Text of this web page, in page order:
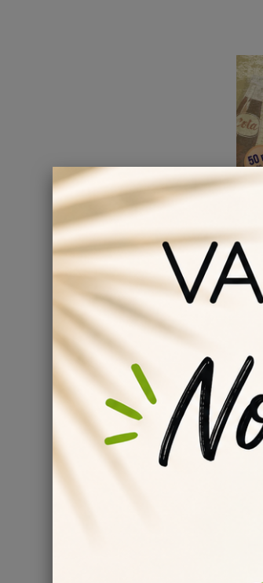
E-liquide Vanilla
par Maison Fuel
L'e-liquide Vanilla Pep's 50ml, créé
offrir une expérience gustative
saveurs, cette boisson américaine
invite à embarquer pour un voyage
Un mélange
Le e-liquide Vanilla Pep's 50ml de
cola à la douceur subtile de la
première bouffée, vous serez
sucrée. Le e-liquide Vanilla Pep's
de saveurs gourmandes.
Une base
Le e-liquide Vanilla Pep's est
Cette proportion idéale permet
expérience de vape équilibrée,
50/50 PG/VG est particulièrement